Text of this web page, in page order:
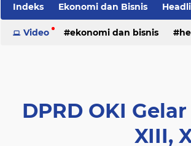
Indeks
Ekonomi dan Bisnis
Sosial dan Budaya Sumsel Update
Video ekonomi dan bisnis
DPRD OKI
XIII,